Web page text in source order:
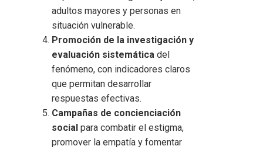
adultos mayores y personas en
situación vulnerable.
Promoción de la investigación y
evaluación sistemática del
fenómeno, con indicadores claros
que permitan desarrollar
respuestas efectivas.
Campañas de concienciación
social para combatir el estigma,
promover la empatía y fomentar